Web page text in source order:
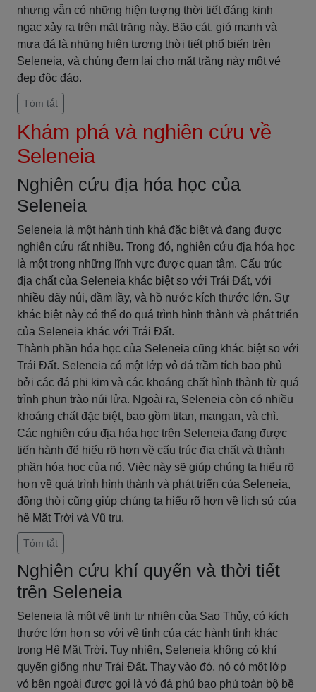
nhưng vẫn có những hiện tượng thời tiết đáng kinh
ngạc xảy ra trên mặt trăng này. Bão cát, gió mạnh và
mưa đá là những hiện tượng thời tiết phổ biến trên
Seleneia, và chúng đem lại cho mặt trăng này một vẻ
đẹp độc đáo.
Tóm tắt
Khám phá và nghiên cứu về
Seleneia
Nghiên cứu địa hóa học của
Seleneia
Seleneia là một hành tinh khá đặc biệt và đang được
nghiên cứu rất nhiều. Trong đó, nghiên cứu địa hóa học
là một trong những lĩnh vực được quan tâm. Cấu trúc
địa chất của Seleneia khác biệt so với Trái Đất, với
nhiều dãy núi, đầm lầy, và hồ nước kích thước lớn. Sự
khác biệt này có thể do quá trình hình thành và phát triển
của Seleneia khác với Trái Đất.
Thành phần hóa học của Seleneia cũng khác biệt so với
Trái Đất. Seleneia có một lớp vỏ đá trầm tích bao phủ
bởi các đá phi kim và các khoáng chất hình thành từ quá
trình phun trào núi lửa. Ngoài ra, Seleneia còn có nhiều
khoáng chất đặc biệt, bao gồm titan, mangan, và chì.
Các nghiên cứu địa hóa học trên Seleneia đang được
tiến hành để hiểu rõ hơn về cấu trúc địa chất và thành
phần hóa học của nó. Việc này sẽ giúp chúng ta hiểu rõ
hơn về quá trình hình thành và phát triển của Seleneia,
đồng thời cũng giúp chúng ta hiểu rõ hơn về lịch sử của
hệ Mặt Trời và Vũ trụ.
Tóm tắt
Nghiên cứu khí quyển và thời tiết
trên Seleneia
Seleneia là một vệ tinh tự nhiên của Sao Thủy, có kích
thước lớn hơn so với vệ tinh của các hành tinh khác
trong Hệ Mặt Trời. Tuy nhiên, Seleneia không có khí
quyển giống như Trái Đất. Thay vào đó, nó có một lớp
vỏ bên ngoài được gọi là vỏ đá phủ bao phủ toàn bộ bề